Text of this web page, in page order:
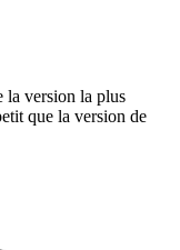
la version la plus
que la version de